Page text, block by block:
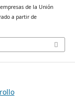
de la Unión
a partir de